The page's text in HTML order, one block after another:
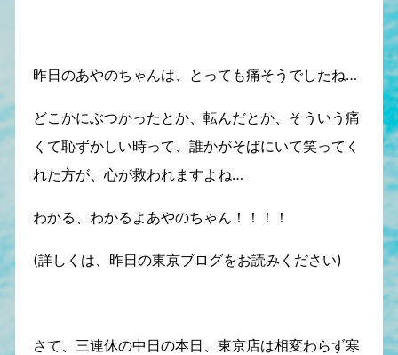
昨日のあやのちゃんは、とっても痛そうでしたね…
どこかにぶつかったとか、転んだとか、そういう痛
くて恥ずかしい時って、誰かがそばにいて笑ってく
れた方が、心が救われますよね…
わかる、わかるよあやのちゃん！！！！
(詳しくは、昨日の東京ブログをお読みください)
さて、三連休の中日の本日、東京店は相変わらず寒